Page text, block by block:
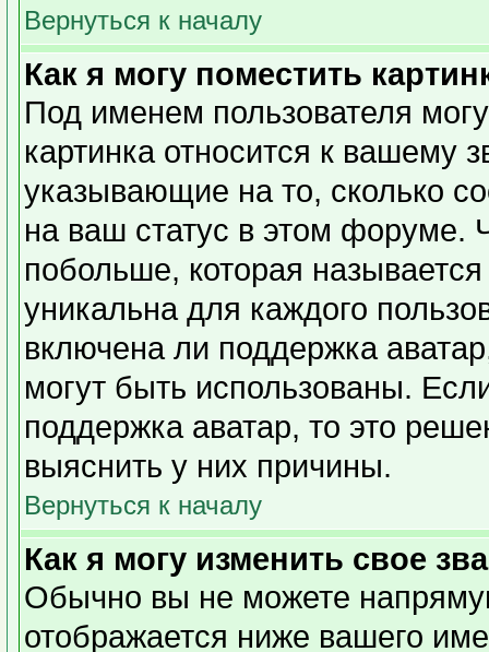
Вернуться к началу
Как я могу поместить
Под именем пользователя
картинка относится к вашему
указывающие на то, сколько
на ваш статус в этом форуме.
побольше, которая
уникальна для каждого
включена ли поддержка
могут быть использованы.
поддержка аватар, то это
выяснить у них причины.
Вернуться к началу
Как я могу изменить свое
Обычно вы не можете
отображается ниже вашего